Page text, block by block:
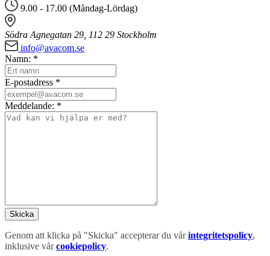
9.00 - 17.00 (Måndag-Lördag)
Södra Agnegatan 29, 112 29 Stockholm
info@avacom.se
Namn: *
E-postadress *
Meddelande: *
Skicka
Genom att klicka på "Skicka" accepterar du vårintegritetspolicy,
inklusive vårcookiepolicy.